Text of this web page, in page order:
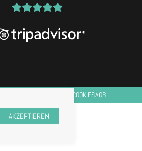
AKZEPTIEREN
COOKIESAGB